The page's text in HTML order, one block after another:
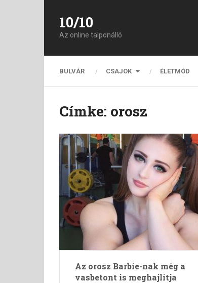
10/10
Az online talponálló
BULVÁR CSAJOK ÉLETMÓD
Címke: orosz
Az orosz Barbie-nak még a
vasbetont is meghajlítja